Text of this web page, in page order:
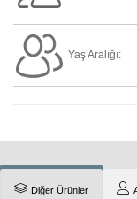
Yaş Aralığı:
Diğer Ürünler